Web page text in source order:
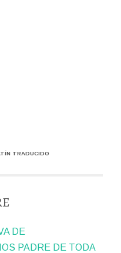
TRADUCIDO
DE
PADRE DE TODA